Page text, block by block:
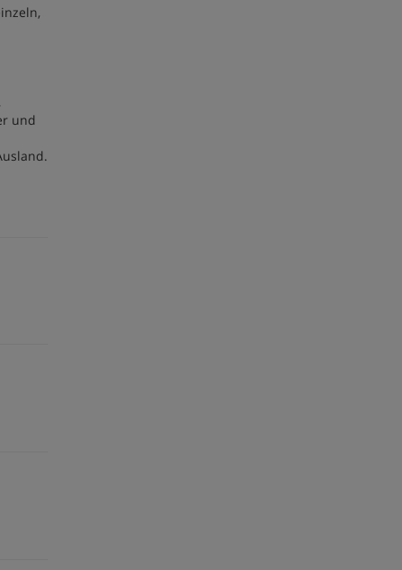
und